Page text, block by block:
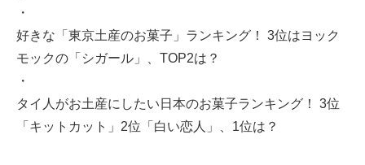
・
好きな「東京土産のお菓子」ランキング！ 3位はヨック
モックの「シガール」、TOP2は？
・
タイ人がお土産にしたい日本のお菓子ランキング！ 3位
「キットカット」2位「白い恋人」、1位は？